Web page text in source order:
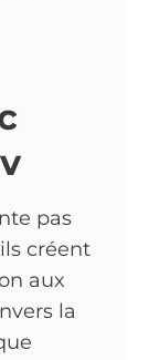
pas
créent
aux
la